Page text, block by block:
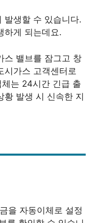
발생할 수 있습니다.
하게 되는데요.
스 밸브를 잠그고 창
시가스 고객센터로
는 24시간 긴급 출
황 발생 시 신속한 지
을 자동이체로 설정